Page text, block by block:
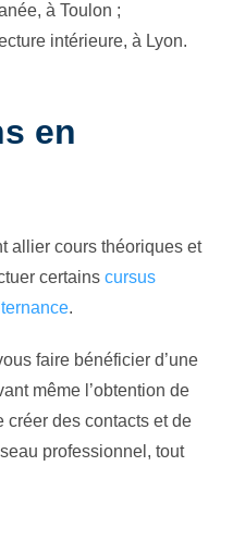
à Toulon ;
intérieure, à Lyon.
en
allier cours théoriques et
certains cursus
.
faire bénéficier d’une
même l’obtention de
créer des contacts et de
professionnel, tout